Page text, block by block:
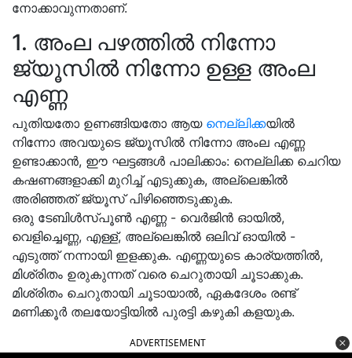
നോക്കാവുന്നതാണ്.
1. അംല പഴത്തിൽ നിന്നോ
ജ്യൂസിൽ നിന്നോ ഉള്ള അംല
എണ്ണ
പുതിയതോ ഉണങ്ങിയതോ ആയ നെല്ലിക്കയിൽ
നിന്നോ അവയുടെ ജ്യൂസിൽ നിന്നോ അംല എണ്ണ
ഉണ്ടാക്കാൻ, ഈ ഘട്ടങ്ങൾ പാലിക്കാം: നെല്ലിക്ക ചെറിയ
കഷണങ്ങളാക്കി മുറിച്ച് എടുക്കുക, അല്ലെങ്കിൽ
അരിഞ്ഞത് ജ്യൂസ് പിഴിഞ്ഞെടുക്കുക.
ഒരു ടേബിൾസ്പൂൺ എണ്ണ - വെർജിൻ ഓയിൽ,
വെളിച്ചെണ്ണ, എള്ള്, അല്ലെങ്കിൽ ഒലിവ് ഓയിൽ -
എടുത്ത് നന്നായി ഇളക്കുക. എണ്ണയുടെ കാര്യത്തിൽ,
മിശ്രിതം ഉരുകുന്നത് വരെ ചെറുതായി ചൂടാക്കുക.
മിശ്രിതം ചെറുതായി ചൂടായാൽ, ഏകദേശം രണ്ട്
മണിക്കൂർ തലയോട്ടിയിൽ പുരട്ടി കഴുകി കളയുക.
ADVERTISEMENT